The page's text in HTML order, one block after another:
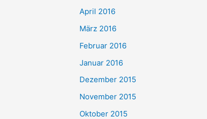
April 2016
März 2016
Februar 2016
Januar 2016
Dezember 2015
November 2015
Oktober 2015